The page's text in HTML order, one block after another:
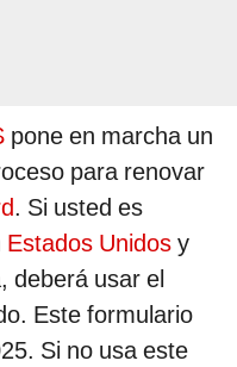
pone en marcha un
para renovar
. Si usted es
Estados Unidos y
deberá usar el
Este formulario
Si no usa este